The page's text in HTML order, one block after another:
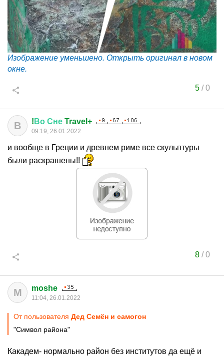
Изображение уменьшено. Открыть оригинал в новом
окне.
5/0
В ! Во Сне Travel+
09:19, 26.01.2022
и вообще в Греции и древнем риме все скульптуры
были раскрашены!!
8/0
M moshe
11:04, 26.01.2022
От пользователя Дед Семён и самогон
"Символ района"
Какадем- нормально район без институтов да ещё и